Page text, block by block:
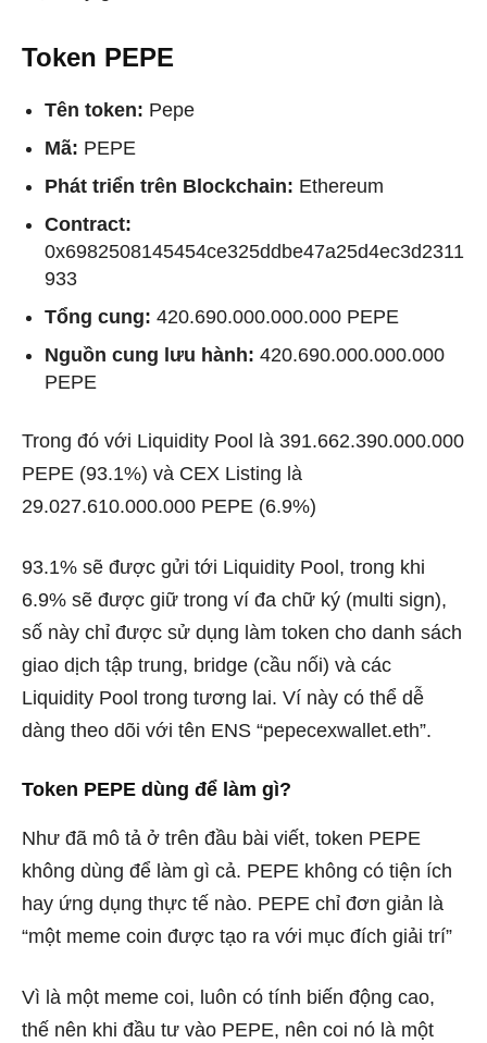
Token PEPE
Tên token: Pepe
Mã: PEPE
Phát triển trên Blockchain: Ethereum
Contract:
0x6982508145454ce325ddbe47a25d4ec3d2311
933
Tổng cung: 420.690.000.000.000 PEPE
Nguồn cung lưu hành: 420.690.000.000.000
PEPE
Trong đó với Liquidity Pool là 391.662.390.000.000
PEPE (93.1%) và CEX Listing là
29.027.610.000.000 PEPE (6.9%)
93.1% sẽ được gửi tới Liquidity Pool, trong khi
6.9% sẽ được giữ trong ví đa chữ ký (multi sign),
số này chỉ được sử dụng làm token cho danh sách
giao dịch tập trung, bridge (cầu nối) và các
Liquidity Pool trong tương lai. Ví này có thể dễ
dàng theo dõi với tên ENS “pepecexwallet.eth”.
Token PEPE dùng để làm gì?
Như đã mô tả ở trên đầu bài viết, token PEPE
không dùng để làm gì cả. PEPE không có tiện ích
hay ứng dụng thực tế nào. PEPE chỉ đơn giản là
“một meme coin được tạo ra với mục đích giải trí”
Vì là một meme coi, luôn có tính biến động cao,
thế nên khi đầu tư vào PEPE, nên coi nó là một